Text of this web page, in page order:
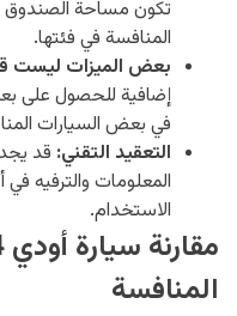
المنافسة في فئتها.
بعض الميزات ليست
إضافية للحصول على
في بعض السيارات
التعقيد التقني: قد
الاستخدام.
المنافسة